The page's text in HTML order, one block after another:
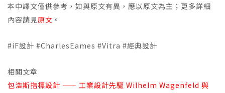
本中譯文僅供參考，如與原文有異，應以原文為主；更多詳細
內容請見原文 。
#iF設計 #CharlesEames #Vitra #經典設計
相關文章
包浩斯指標設計 —— 工業設計先驅 Wilhelm Wagenfeld 與